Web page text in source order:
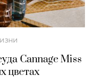
Cannage Miss
цветах